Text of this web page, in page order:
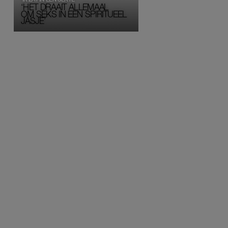
‘HET DRAAIT ALLEMAAL
OM SEKS IN EEN SPIRITUEEL
JASJE’